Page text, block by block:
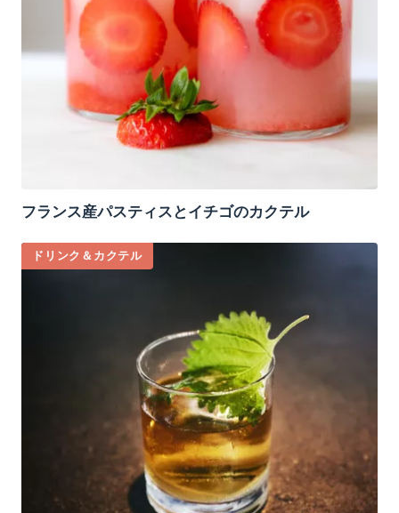
フランス産パスティスとイチゴのカクテル
ドリンク＆カクテル